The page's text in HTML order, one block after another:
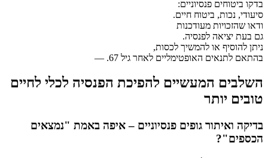
בדקו ביטוחים פנסיוניים:
סיעודי, נכות, ביטוח חיים.
ודאו שהזכויות מעודכנות
גם בעת יציאה לפנסיה.
ניתן להוסיף או להמשיך לכסות,
בהתאם לתנאים האופטימליים לאחר גיל 67. —
השלבים המעשיים להפיכת הפנסיה לכלי לחיים
טובים יותר
בדיקה ואיתור גופים פנסיוניים – איפה באמת "נמצאים
הכספים"?